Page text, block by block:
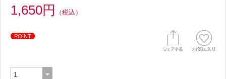
1,650円 （税込）
POINT